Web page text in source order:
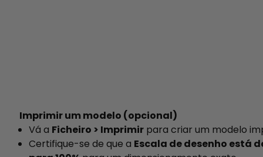
Imprimir um modelo (opcional)
Vá a Ficheiro > Imprimir para criar um modelo
Certifique-se de que a Escala de desenho está